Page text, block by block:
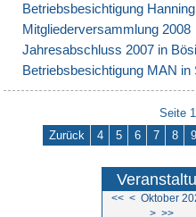
Betriebsbesichtigung
Mitgliederversammlung 2008
Jahresabschluss 2007 in
Betriebsbesichtigung MAN in
Seite
Zurück
4 5 6 7 8 9
<< < Oktober
> >>